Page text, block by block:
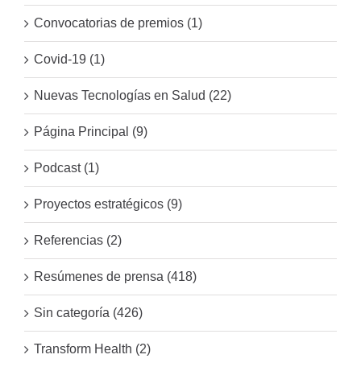
Convocatorias de premios (1)
Covid-19 (1)
Nuevas Tecnologías en Salud (22)
Página Principal (9)
Podcast (1)
Proyectos estratégicos (9)
Referencias (2)
Resúmenes de prensa (418)
Sin categoría (426)
Transform Health (2)